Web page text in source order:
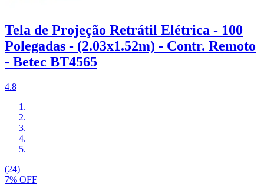
Tela de Projeção Retrátil Elétrica - 100
Polegadas - (2.03x1.52m) - Contr. Remoto
- Betec BT4565
4.8
(24)
7% OFF